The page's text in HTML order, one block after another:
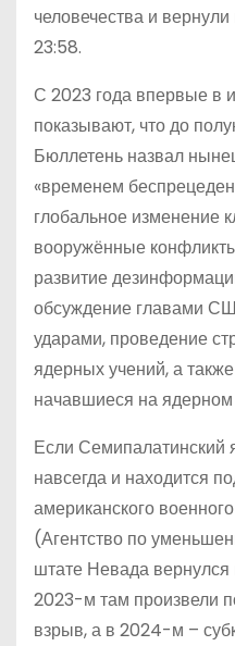
человечества и вернули
23:58.
С 2023 года впервые в
показывают, что до
Бюллетень назвал
«временем
глобальное изменение
вооружённые
развитие
обсуждение главами
ударами, проведение
ядерных учений, а
начавшиеся на
Если Семипалатинский
навсегда и находится
американского
(Агентство по
штате Невада
2023-м там произвели
взрыв, а в 2024-м –